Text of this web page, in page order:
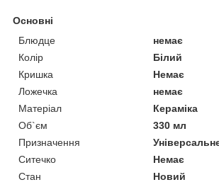
Основні
Блюдце
немає
Колір
Білий
Кришка
Немає
Ложечка
немає
Матеріал
Кераміка
Об`єм
330 мл
Призначення
Ситечко
Немає
Стан
Новий